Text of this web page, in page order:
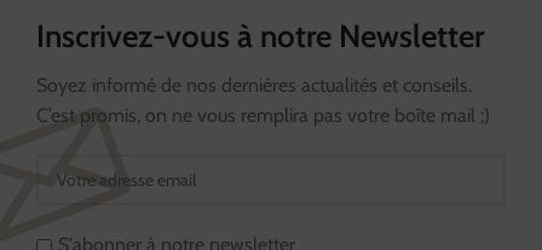
Inscrivez-vous à notre Newsletter
Soyez informé de nos dernières actualités et conseils.
C’est promis, on ne vous remplira pas votre boîte mail ;)
S'abonner à notre newsletter